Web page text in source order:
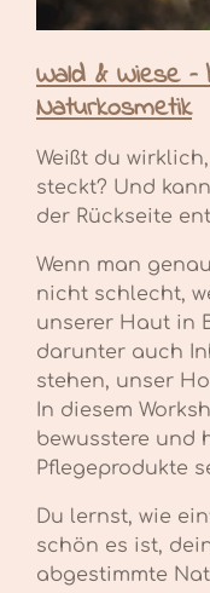
Wald & Wiese
Naturkosmetik
Weißt du
steckt? Und
der Rückseite
Wenn man
nicht schlecht,
unserer Haut in
darunter auch
stehen, unser
In diesem
bewusstere und
Pflegeprodukte
Du lernst, wie
schön es ist,
abgestimmte